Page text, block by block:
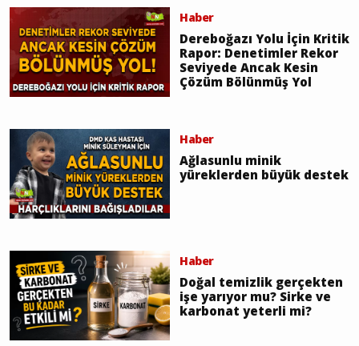
Haber
Dereboğazı Yolu İçin Kritik
Rapor: Denetimler Rekor
Seviyede Ancak Kesin
Çözüm Bölünmüş Yol
Haber
Ağlasunlu minik
yüreklerden büyük destek
Haber
Doğal temizlik gerçekten
işe yarıyor mu? Sirke ve
karbonat yeterli mi?